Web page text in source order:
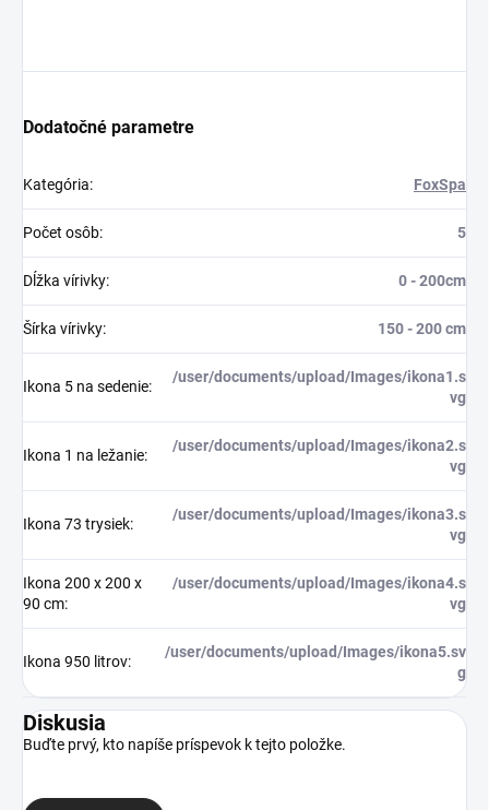
Dodatočné parametre
Kategória: FoxSpa
Počet osôb: 5
Dĺžka vírivky: 0 - 200cm
Šírka vírivky: 150 - 200 cm
Ikona 5 na sedenie:
/user/documents/upload/Images/ikona1.s
vg
Ikona 1 na ležanie:
/user/documents/upload/Images/ikona2.s
vg
Ikona 73 trysiek:
/user/documents/upload/Images/ikona3.s
vg
Ikona 200 x 200 x
90 cm:
/user/documents/upload/Images/ikona4.s
vg
Ikona 950 litrov:
/user/documents/upload/Images/ikona5.sv
g
Diskusia
Buďte prvý, kto napíše príspevok k tejto položke.